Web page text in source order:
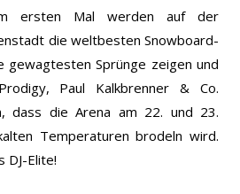
ersten Mal werden auf der
die weltbesten Snowboard-
gewagtesten Sprünge zeigen und
Paul Kalkbrenner & Co.
dass die Arena am 22. und 23.
Temperaturen brodeln wird.
DJ-Elite!